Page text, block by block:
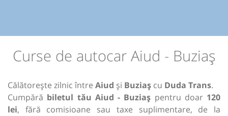
Curse de autocar Aiud - Buziaș
Călătorește zilnic între Aiud și Buziaș cu Duda Trans.
Cumpără biletul tău Aiud - Buziaș pentru doar 120
lei, fără comisioane sau taxe suplimentare, de la